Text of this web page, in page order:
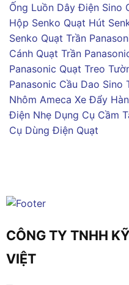
Ống Luồn Dây Điện Sino
Hộp Senko Quạt Hút
Senko Quạt Trần
Cánh Quạt Trần
Panasonic Quạt Treo
Panasonic Cầu Dao Sino
Nhôm Ameca Xe Đẩy
Điện Nhẹ Dụng Cụ Cầm
Cụ Dùng Điện Quạt
CÔNG TY TNHH
VIỆT